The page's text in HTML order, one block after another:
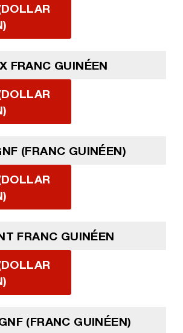
FRANC GUINÉEN
(FRANC GUINÉEN)
FRANC GUINÉEN
(FRANC GUINÉEN)